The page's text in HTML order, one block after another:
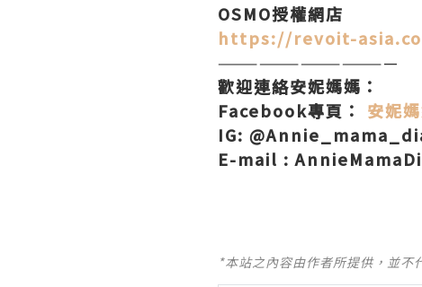
OSMO授權網店
https://revoit-
—————————————
歡迎連絡安妮媽媽：
Facebook專頁：
安妮
IG:
E-mail :
*本站之內容由作者所提供，並不